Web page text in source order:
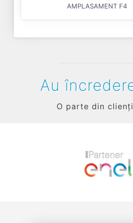
AMPLASAMENT F4
Au
O parte din